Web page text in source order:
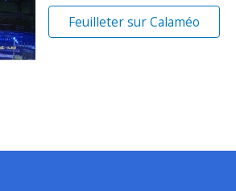
Feuilleter sur Calaméo